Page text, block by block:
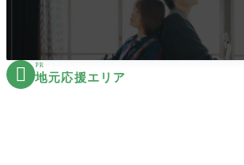
 PR
地元応援エリア